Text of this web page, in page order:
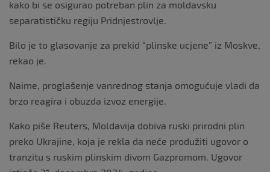
kako bi se osigurao potreban plin za moldavsku
separatističku regiju Pridnjestrovlje.
Bilo je to glasovanje za prekid “plinske ucjene” iz Moskve,
rekao je.
Naime, proglašenje vanrednog stanja omogućuje vladi da
brzo reagira i obuzda izvoz energije.
Kako piše Reuters, Moldavija dobiva ruski prirodni plin
preko Ukrajine, koja je rekla da neće produžiti ugovor o
tranzitu s ruskim plinskim divom Gazpromom. Ugovor